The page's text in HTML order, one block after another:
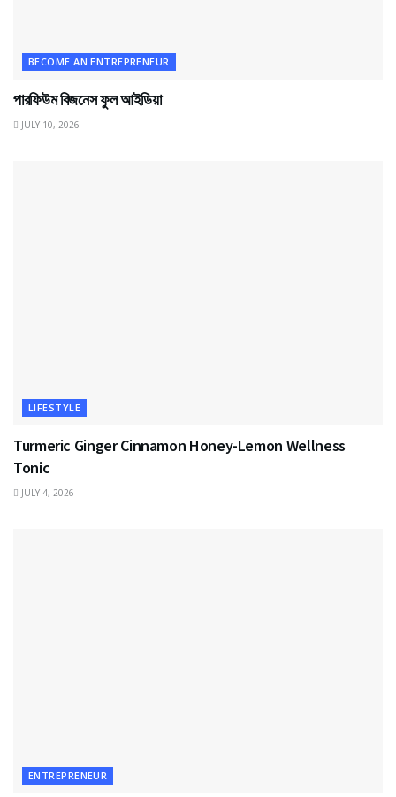
BECOME AN ENTREPRENEUR
পারফিউম বিজনেস ফুল আইডিয়া
JULY 10, 2026
LIFESTYLE
Turmeric Ginger Cinnamon Honey-Lemon Wellness
Tonic
JULY 4, 2026
ENTREPRENEUR